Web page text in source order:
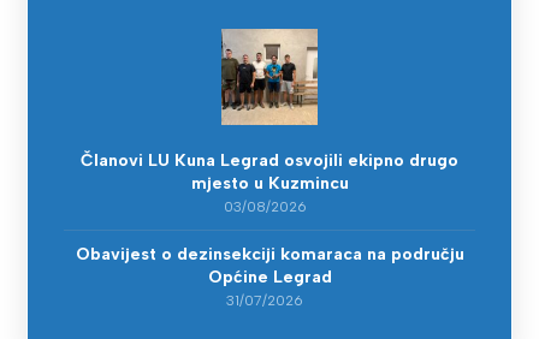
Članovi LU Kuna Legrad osvojili ekipno drugo
mjesto u Kuzmincu
03/08/2026
Obavijest o dezinsekciji komaraca na području
Općine Legrad
31/07/2026